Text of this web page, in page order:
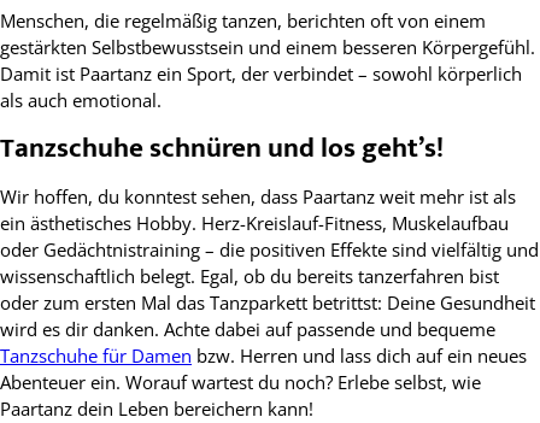
Menschen, die regelmäßig tanzen, berichten oft von einem
gestärkten Selbstbewusstsein und einem besseren Körpergefühl.
Damit ist Paartanz ein Sport, der verbindet – sowohl körperlich
als auch emotional.
Tanzschuhe schnüren und los geht’s!
Wir hoffen, du konntest sehen, dass Paartanz weit mehr ist als
ein ästhetisches Hobby. Herz-Kreislauf-Fitness, Muskelaufbau
oder Gedächtnistraining – die positiven Effekte sind vielfältig und
wissenschaftlich belegt. Egal, ob du bereits tanzerfahren bist
oder zum ersten Mal das Tanzparkett betrittst: Deine Gesundheit
wird es dir danken. Achte dabei auf passende und bequeme
Tanzschuhe für Damen bzw. Herren und lass dich auf ein neues
Abenteuer ein. Worauf wartest du noch? Erlebe selbst, wie
Paartanz dein Leben bereichern kann!